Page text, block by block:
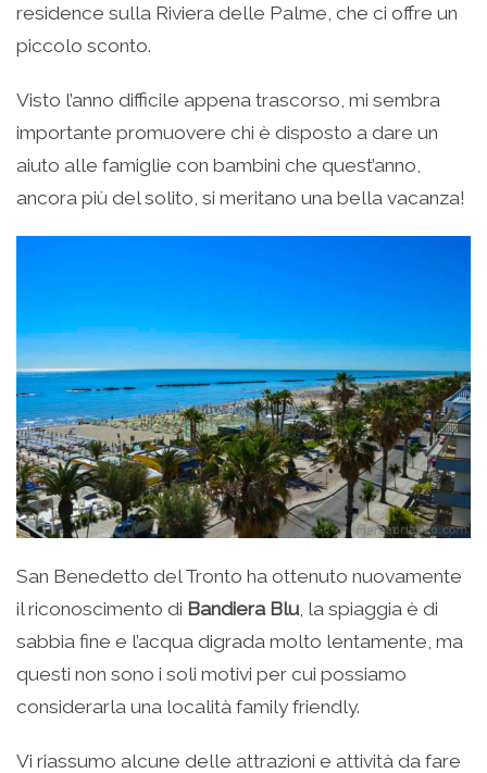
residence sulla Riviera delle Palme, che ci offre un
piccolo sconto.
Visto l’anno difficile appena trascorso, mi sembra
importante promuovere chi è disposto a dare un
aiuto alle famiglie con bambini che quest’anno,
ancora più del solito, si meritano una bella vacanza!
San Benedetto del Tronto ha ottenuto nuovamente
il riconoscimento di Bandiera Blu , la spiaggia è di
sabbia fine e l’acqua digrada molto lentamente, ma
questi non sono i soli motivi per cui possiamo
considerarla una località family friendly.
Vi riassumo alcune delle attrazioni e attività da fare